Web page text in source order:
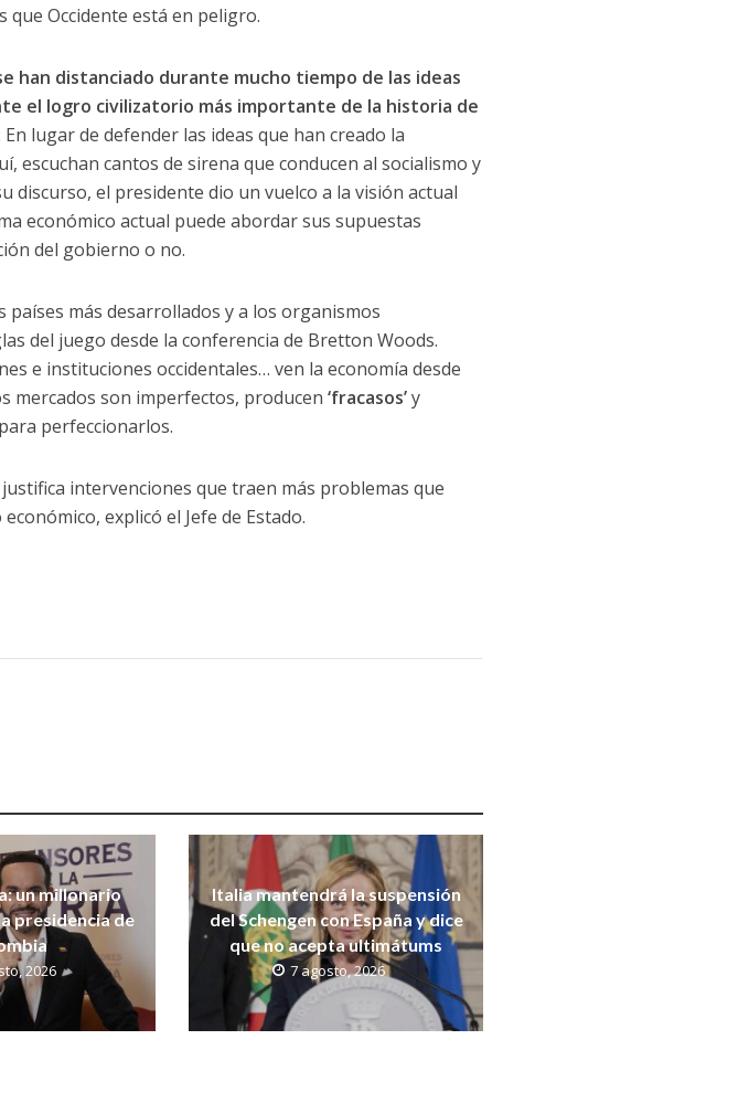
que Occidente está en peligro.
han distanciado durante mucho tiempo de las ideas
el logro civilizatorio más importante de la historia de
lugar de defender las ideas que han creado la
escuchan cantos de sirena que conducen al socialismo y
discurso, el presidente dio un vuelco a la visión actual
económico actual puede abordar sus supuestas
del gobierno o no.
países más desarrollados y a los organismos
del juego desde la conferencia de Bretton Woods.
e instituciones occidentales… ven la economía desde
mercados son imperfectos, producen‘fracasos’y
perfeccionarlos.
intervenciones que traen más problemas que
explicó el Jefe de Estado.
un millonario
presidencia de
2026
Italia mantendrá la suspensión
del Schengen con España y dice
que no acepta ultimátums
7 agosto, 2026